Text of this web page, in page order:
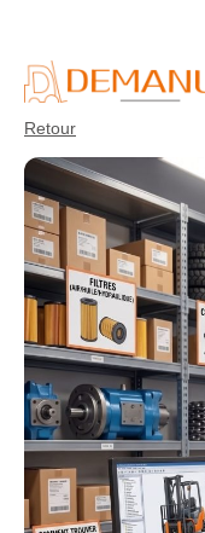
Retour